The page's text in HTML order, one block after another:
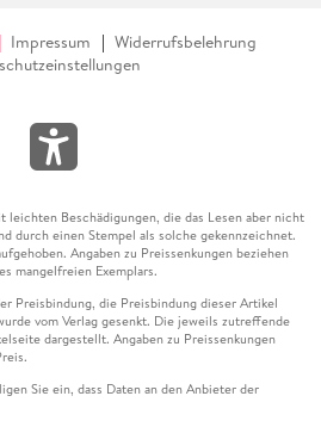
Impressum
Widerrufsbelehrung
leichten Beschädigungen, die das Lesen aber nicht
durch einen Stempel als solche gekennzeichnet.
Angaben zu Preissenkungen beziehen
mangelfreien Exemplars.
Preisbindung, die Preisbindung dieser Artikel
vom Verlag gesenkt. Die jeweils zutreffende
dargestellt. Angaben zu Preissenkungen
Sie ein, dass Daten an den Anbieter der